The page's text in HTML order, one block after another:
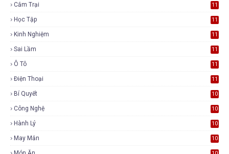
Cắm Trại 11
Học Tập 11
Kinh Nghiệm 11
Sai Lầm 11
Ô Tô 11
Điện Thoại 11
Bí Quyết 10
Công Nghệ 10
Hành Lý 10
May Mắn 10